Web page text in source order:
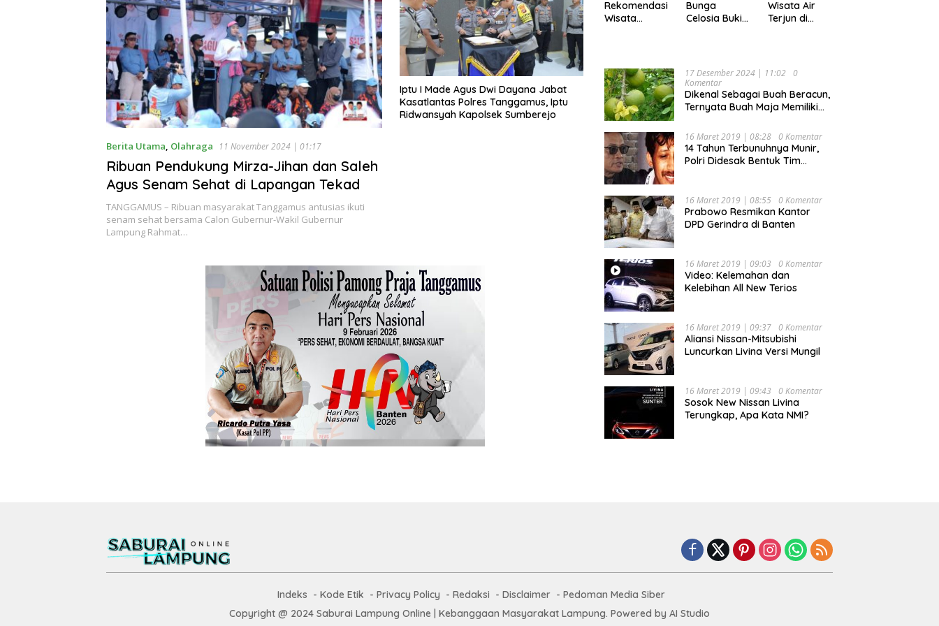
Berita Utama, Olahraga 11 November 2024 | 01:17
Ribuan Pendukung Mirza-Jihan dan Saleh
Agus Senam Sehat di Lapangan Tekad
TANGGAMUS – Ribuan masyarakat Tanggamus antusias ikuti
senam sehat bersama Calon Gubernur-Wakil Gubernur
Lampung Rahmat…
Iptu I Made Agus Dwi Dayana Jabat
Kasatlantas Polres Tanggamus, Iptu
Ridwansyah Kapolsek Sumberejo
Rekomendasi
Wisata
Healing
Bunga
Celosia Bukit
untuk Liburan
Keluarga
Wisata Air
Terjun di
Panorama
Mempesona
17 Desember 2024 | 11:02
0
Komentar
Dikenal Sebagai Buah Beracun,
Ternyata Buah Maja Memiliki
Kesehatan
16 Maret 2019 | 08:28 0 Komentar
14 Tahun Terbunuhnya Munir,
Polri Didesak Bentuk Tim
16 Maret 2019 | 08:55 0 Komentar
Prabowo Resmikan Kantor
DPD Gerindra di Banten
16 Maret 2019 | 09:03 0 Komentar
Video: Kelemahan dan
Kelebihan All New Terios
16 Maret 2019 | 09:37 0 Komentar
Aliansi Nissan-Mitsubishi
Luncurkan Livina Versi Mungil
16 Maret 2019 | 09:43 0 Komentar
Sosok New Nissan Livina
Terungkap, Apa Kata NMI?
Indeks Kode Etik Privacy Policy Redaksi Disclaimer
Pedoman Media Siber
Copyright @ 2024 Saburai Lampung Online | Kebanggaan Masyarakat Lampung. Powered by AI Studio